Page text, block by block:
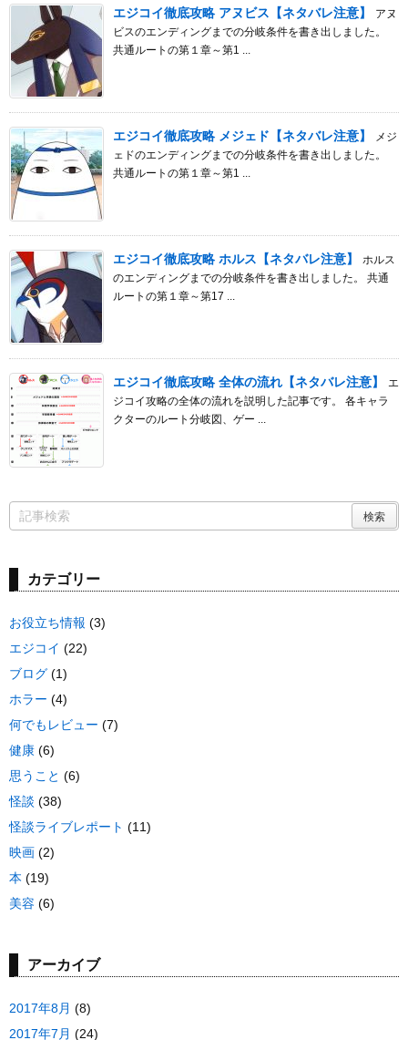
エジコイ徹底攻略 アヌビス【ネタバレ注意】
アヌ
ビスのエンディングまでの分岐条件を書き出しました。
共通ルートの第１章～第1 ...
エジコイ徹底攻略 メジェド【ネタバレ注意】
メジ
ェドのエンディングまでの分岐条件を書き出しました。
共通ルートの第１章～第1 ...
エジコイ徹底攻略 ホルス【ネタバレ注意】
ホルス
のエンディングまでの分岐条件を書き出しました。 共通
ルートの第１章～第17 ...
エジコイ徹底攻略 全体の流れ【ネタバレ注意】
エ
ジコイ攻略の全体の流れを説明した記事です。 各キャラ
クターのルート分岐図、ゲー ...
カテゴリー
お役立ち情報 (3)
エジコイ (22)
ブログ (1)
ホラー (4)
何でもレビュー (7)
健康 (6)
思うこと (6)
怪談 (38)
怪談ライブレポート (11)
映画 (2)
本 (19)
美容 (6)
アーカイブ
2017年8月 (8)
2017年7月 (24)